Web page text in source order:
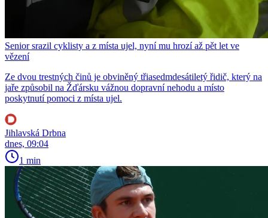
Senior srazil cyklisty a z místa ujel, nyní mu hrozí až pět let ve
vězení
Ze dvou trestných činů je obviněný třiasedmdesátiletý řidič, který na
jaře způsobil na Žďársku vážnou dopravní nehodu a místo
poskytnutí pomoci z místa ujel.
Jihlavská Drbna
dnes, 09:04
1 min